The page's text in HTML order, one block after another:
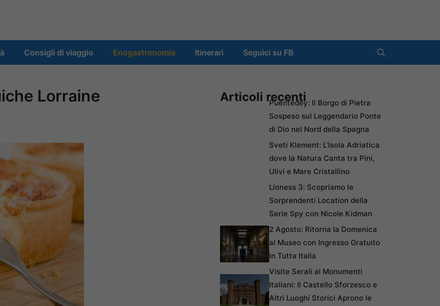
Consigli di viaggio Enogastronomia Itinerari Seguici su FB
Lorraine Articoli recentiPuentedey: Il Borgo di Pietra
Sospeso sul Leggendario Ponte
di Dio nel Nord della Spagna
Sveti Klement: L’Isola Adriatica
dove la Natura Canta tra Pini,
Ulivi e Mare Cristallino
Lioness 3: Scopriamo le
Sorprendenti Location della
Serie Spy con Nicole Kidman
2 Agosto: Ritorna la Domenica
al Museo con Ingresso Gratuito
in Tutta Italia
Visite Serali ai Monumenti
Italiani: Il Castello Sforzesco e
Altri Luoghi Storici Aprono le